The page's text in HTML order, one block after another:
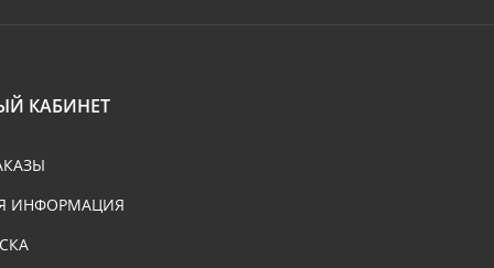
КАБИНЕТ
ИНФОРМАЦИЯ